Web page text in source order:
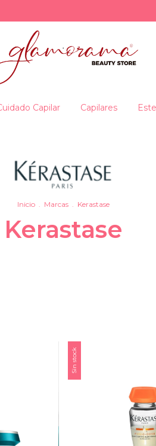
Capilar Capilares
Inicio Marcas Kerastase
Kerastase
Sin stock